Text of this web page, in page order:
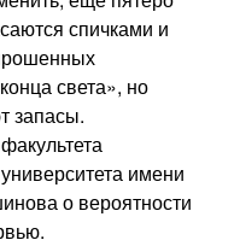
спичками и
света», но
запасы.
имени
о вероятности